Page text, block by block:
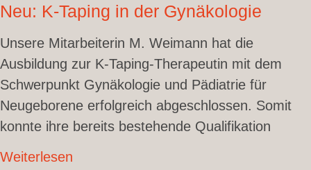
Neu: K-Taping in der Gynäkologie
Unsere Mitarbeiterin M. Weimann hat die
Ausbildung zur K-Taping-Therapeutin mit dem
Schwerpunkt Gynäkologie und Pädiatrie für
Neugeborene erfolgreich abgeschlossen. Somit
konnte ihre bereits bestehende Qualifikation
Weiterlesen